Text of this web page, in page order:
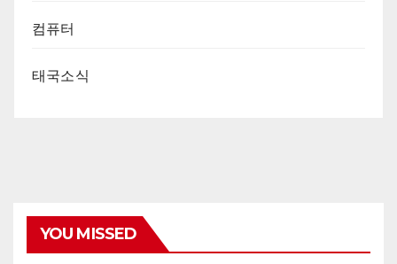
컴퓨터
태국소식
YOU MISSED